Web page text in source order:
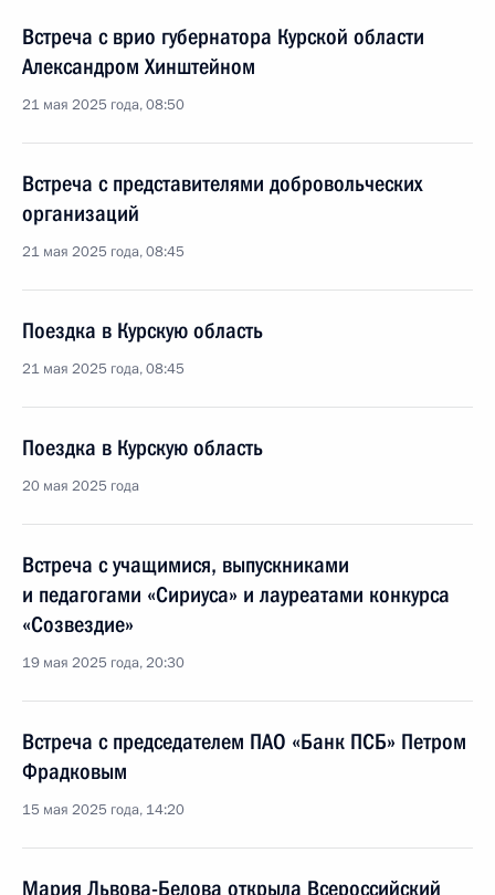
Встреча с врио губернатора Курской области
Александром Хинштейном
21 мая 2025 года, 08:50
Встреча с представителями добровольческих
организаций
21 мая 2025 года, 08:45
Поездка в Курскую область
21 мая 2025 года, 08:45
Поездка в Курскую область
20 мая 2025 года
Встреча с учащимися, выпускниками
и педагогами «Сириуса» и лауреатами конкурса
«Созвездие»
19 мая 2025 года, 20:30
Встреча с председателем ПАО «Банк ПСБ» Петром
Фрадковым
15 мая 2025 года, 14:20
Мария Львова-Белова открыла Всероссийский